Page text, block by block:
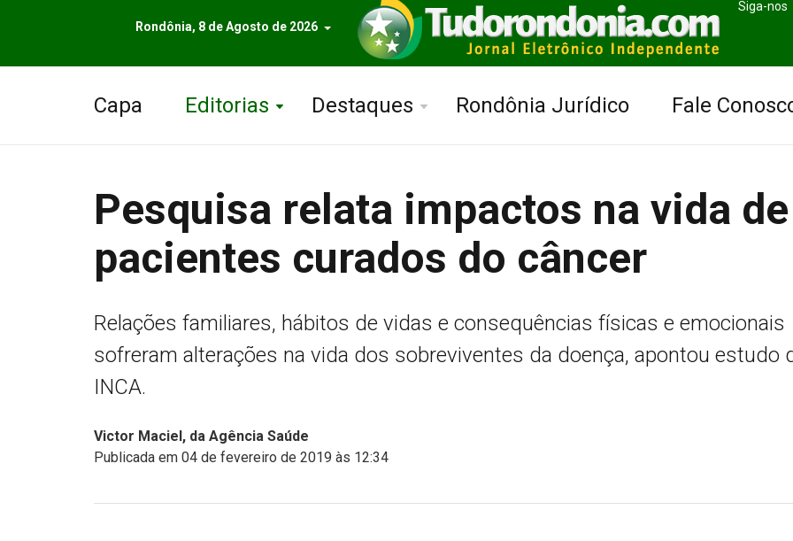
Rondônia, 8 de Agosto de 2026
Siga-nos
Capa Editorias Destaques Rondônia Jurídico Fale
Pesquisa relata impactos na vida de
pacientes curados do câncer
Relações familiares, hábitos de vidas e consequências físicas e emocionais
sofreram alterações na vida dos sobreviventes da doença, apontou estudo
INCA.
Victor Maciel, da Agência Saúde
Publicada em 04 de fevereiro de 2019 às 12:34